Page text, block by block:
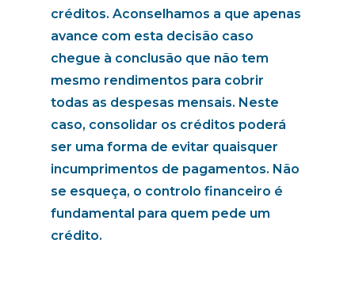
créditos. Aconselhamos a que apenas
avance com esta decisão caso
chegue à conclusão que não tem
mesmo rendimentos para cobrir
todas as despesas mensais. Neste
caso, consolidar os créditos poderá
ser uma forma de evitar quaisquer
incumprimentos de pagamentos. Não
se esqueça, o controlo financeiro é
fundamental para quem pede um
crédito.